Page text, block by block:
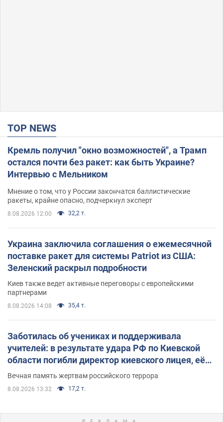
TOP NEWS
Кремль получил "окно возможностей", а Трамп
остался почти без ракет: как быть Украине?
Интервью с Мельником
Мнение о том, что у России закончатся баллистические
ракеты, крайне опасно, подчеркнул эксперт
8.08.2026 12:00 32,2 т.
Украина заключила соглашения о ежемесячной
поставке ракет для системы Patriot из США:
Зеленский раскрыл подробности
Киев также ведет активные переговоры с европейскими
партнерами
8.08.2026 14:08 35,4 т.
Заботилась об учениках и поддерживала
учителей: в результате удара РФ по Киевской
области погибли директор киевского лицея, её
муж и внук
Вечная память жертвам российского террора
8.08.2026 13:32 17,2 т.